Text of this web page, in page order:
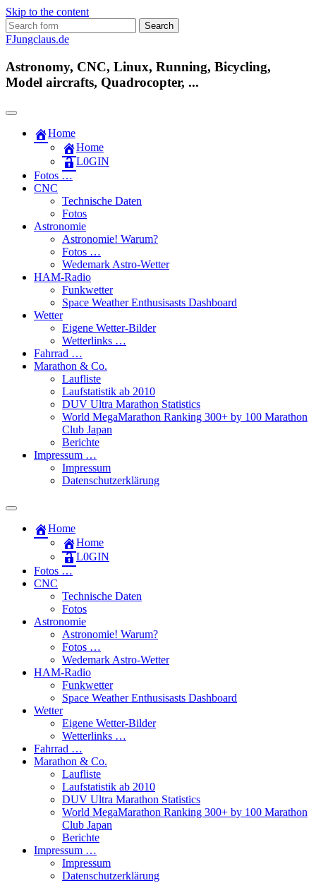
Skip to the content
Search
for:
FJungclaus.de
Astronomy, CNC, Linux, Running, Bicycling,
Model aircrafts, Quadrocopter, ...
Home
Home
L​0​​GIN
Fotos …
CNC
Technische Daten
Fotos
Astronomie
Astronomie! Warum?
Fotos …
Wedemark Astro-Wetter
HAM-Radio
Funkwetter
Space Weather Enthusisasts Dashboard
Wetter
Eigene Wetter-Bilder
Wetterlinks …
Fahrrad …
Marathon & Co.
Laufliste
Laufstatistik ab 2010
DUV Ultra Marathon Statistics
World MegaMarathon Ranking 300+ by 100 Marathon
Club Japan
Berichte
Impressum …
Impressum
Datenschutzerklärung
Toggle
field
Home
Home
L​0​​GIN
Fotos …
CNC
Technische Daten
Fotos
Astronomie
Astronomie! Warum?
Fotos …
Wedemark Astro-Wetter
HAM-Radio
Funkwetter
Space Weather Enthusisasts Dashboard
Wetter
Eigene Wetter-Bilder
Wetterlinks …
Fahrrad …
Marathon & Co.
Laufliste
Laufstatistik ab 2010
DUV Ultra Marathon Statistics
World MegaMarathon Ranking 300+ by 100 Marathon
Club Japan
Berichte
Impressum …
Impressum
Datenschutzerklärung